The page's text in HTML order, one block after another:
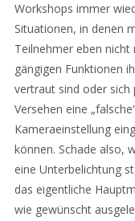
Workshops immer
Situationen, in denen
Teilnehmer eben nicht
gängigen Funktionen
vertraut sind oder sich
Versehen eine
Kameraeinstellung
können. Schade also,
eine Unterbelichtung
das eigentliche
wie gewünscht